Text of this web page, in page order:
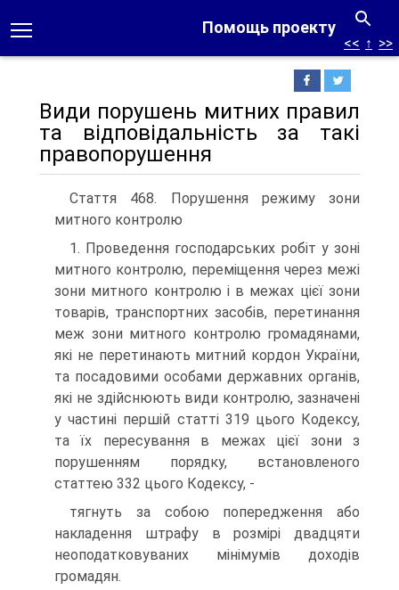
Помощь проекту
<< ↑ >>
Види порушень митних правил
та відповідальність за такі
правопорушення
Стаття 468. Порушення режиму зони
митного контролю
1. Проведення господарських робіт у зоні
митного контролю, переміщення через межі
зони митного контролю і в межах цієї зони
товарів, транспортних засобів, перетинання
меж зони митного контролю громадянами,
які не перетинають митний кордон України,
та посадовими особами державних органів,
які не здійснюють види контролю, зазначені
у частині першій статті 319 цього Кодексу,
та їх пересування в межах цієї зони з
порушенням порядку, встановленого
статтею 332 цього Кодексу, -
тягнуть за собою попередження або
накладення штрафу в розмірі двадцяти
неоподатковуваних мінімумів доходів
громадян.